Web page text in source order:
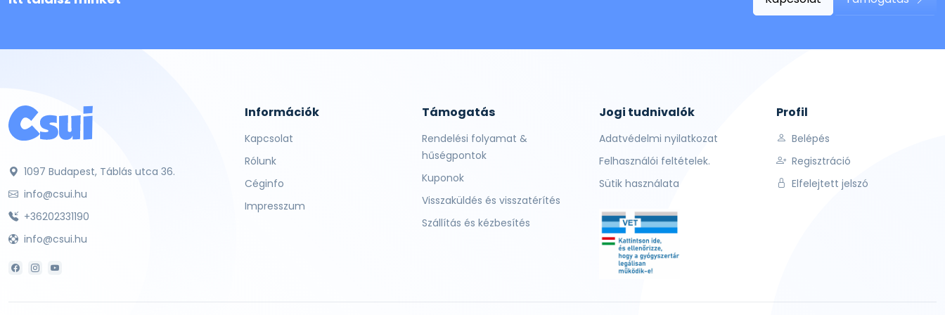
1097 Budapest, Táblás utca 36.
info@csui.hu
+36202331190
info@csui.hu
Információk
Kapcsolat
Rólunk
Céginfo
Impresszum
Támogatás
Rendelési folyamat &
hűségpontok
Kuponok
Visszaküldés és visszatérítés
Szállítás és kézbesítés
Jogi tudnivalók
Adatvédelmi nyilatkozat
Felhasználói feltételek.
Sütik használata
Profil
Belépés
Regisztráció
Elfelejtett jelszó